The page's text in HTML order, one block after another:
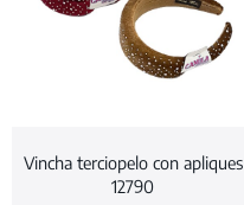
Vincha terciopelo con apliques
12790